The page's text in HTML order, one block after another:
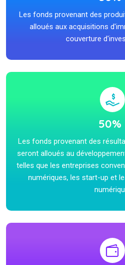
Les fonds provenant des
alloués aux acquisitions
couverture
50%
Les fonds provenant des
seront alloués au
telles que les entreprises
numériques, les start-up et